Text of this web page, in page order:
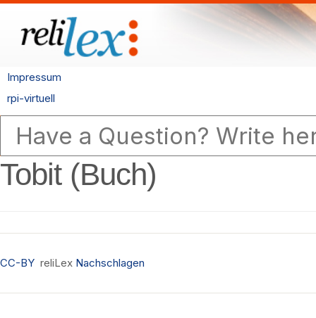
Impressum
rpi-virtuell
Tobit (Buch)
CC-BY reliLex Nachschlagen